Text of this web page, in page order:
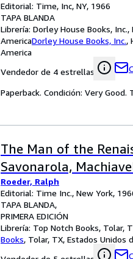
Editorial: Time, Inc, NY, 1966
TAPA BLANDA
Librería: Dorley House Books,
AmericaDorley House Books, Inc.,
America
Vendedor de 4 estrellas
Paperback. Condición: Very
The Man of the
Savonarola,
Roeder, Ralph
Editorial: Time Inc., New York,
TAPA BLANDA
PRIMERA EDICIÓN
Librería: Top Notch Books, Tolar,
Books, Tolar, TX, Estados Unidos